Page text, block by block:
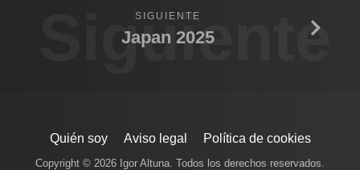
Siguiente
SIGUIENTE
Japan 2025
Quién soy Aviso legal Política de cookies
Copyright © 2026 Igor Altuna. Todos los derechos reservados.